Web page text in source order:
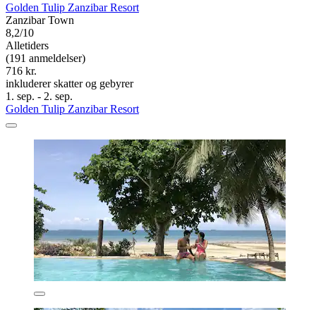
Golden Tulip Zanzibar Resort
Zanzibar Town
8,2/10
Alletiders
(191 anmeldelser)
716 kr.
inkluderer skatter og gebyrer
1. sep. - 2. sep.
Golden Tulip Zanzibar Resort